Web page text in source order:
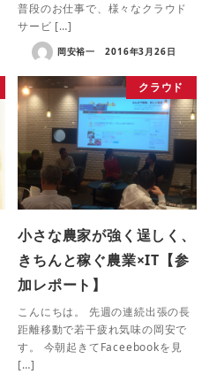
普段のお仕事で、様々なクラウド
サービ […]
岡安裕一 2016年3月26日
クラウド
小さな農家が強く逞しく、
きちんと稼ぐ農業×IT【参
加レポート】
こんにちは。 先週の連続出張の長
距離移動で若干疲れ気味の岡安で
す。 今朝起きてFaceebookを見
[…]